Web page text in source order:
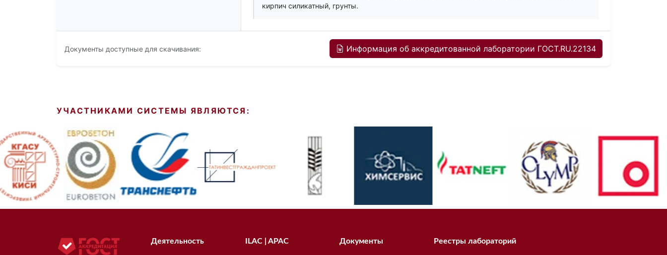
кирпич силикатный, грунты.
Документы доступные для скачивания: Информация об аккредитованной лаборатории ГОСТ.RU.22134
УЧАСТНИКАМИ СИСТЕМЫ ЯВЛЯЮТСЯ:
Деятельность ILAC | APAC Документы Реестры лабораторий